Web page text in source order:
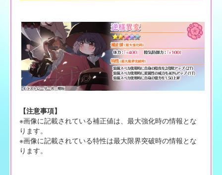
【注意事項】
※画像に記載されている補正値は、最大強化時の情報とな
ります。
※画像に記載されている特性は最大限界突破時の情報とな
ります。